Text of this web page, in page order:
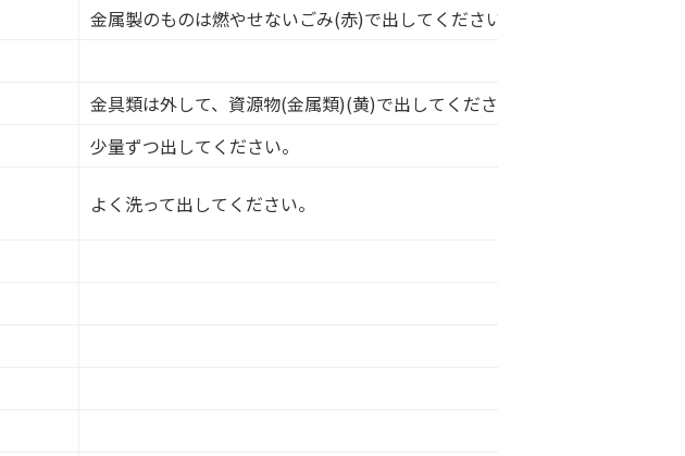
金属製のものは燃やせないごみ(赤)で出してください。
金具類は外して、資源物(金属類)(黄)で出してください。
少量ずつ出してください。
よく洗って出してください。